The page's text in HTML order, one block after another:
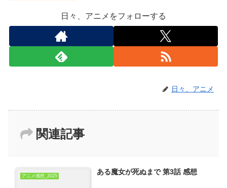
日々、アニメをフォローする
日々、アニメ
関連記事
アニメ感想_2025 ある魔女が死ぬまで 第3話 感想